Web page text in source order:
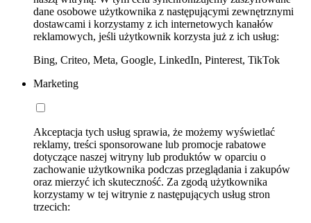
dane osobowe użytkownika z następującymi zewnętrznymi
dostawcami i korzystamy z ich internetowych kanałów
reklamowych, jeśli użytkownik korzysta już z ich usług:
Bing, Criteo, Meta, Google, LinkedIn, Pinterest, TikTok
Marketing
Akceptacja tych usług sprawia, że możemy wyświetlać
reklamy, treści sponsorowane lub promocje rabatowe
dotyczące naszej witryny lub produktów w oparciu o
zachowanie użytkownika podczas przeglądania i zakupów
oraz mierzyć ich skuteczność. Za zgodą użytkownika
korzystamy w tej witrynie z następujących usług stron
trzecich: